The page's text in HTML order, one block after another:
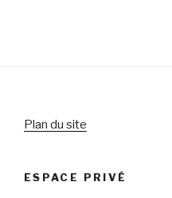
Plan du site
ESPACE PRIVÉ